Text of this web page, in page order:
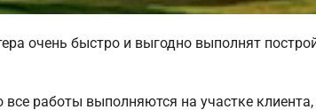
очень быстро и выгодно выполнят
все работы выполняются на участке